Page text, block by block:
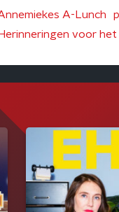
A-Lunch
Herinneringen voor het